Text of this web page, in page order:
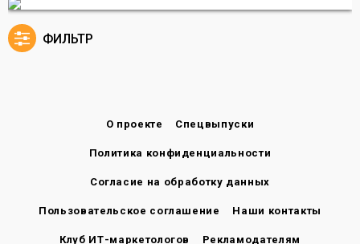
ФИЛЬТР
О проекте Спецвыпуски
Политика конфиденциальности
Согласие на обработку данных
Пользовательское соглашение Наши контакты
Клуб ИТ-маркетологов Рекламодателям